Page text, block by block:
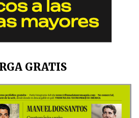
GRATIS